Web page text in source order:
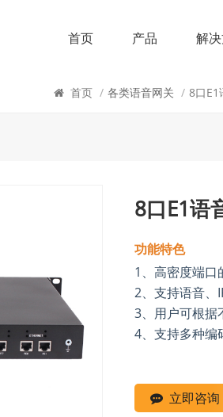
首页 产品 解
各类语音
首页 / 各类语音网关 / 8口E1
8口E1语
功能特色
1、高密度端口
2、支持语音、
3、用户可根据
4、支持多种编
立即咨询